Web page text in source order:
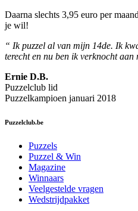
Daarna slechts 3,95 euro per
je wil!
“ Ik puzzel al van mijn 14de. Ik
terecht en nu ben ik verknocht aan
Ernie D.B.
Puzzelclub lid
Puzzelkampioen januari 2018
Puzzelclub.be
Puzzels
Puzzel & Win
Magazine
Winnaars
Veelgestelde vragen
Wedstrijdpakket